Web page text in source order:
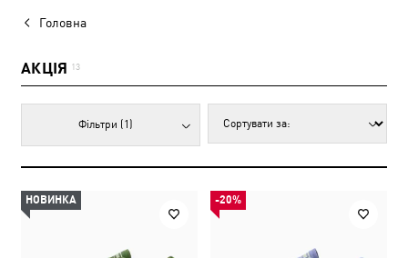
Головна
АКЦІЯ 13
Фільтри (1)
НОВИНКА -20%